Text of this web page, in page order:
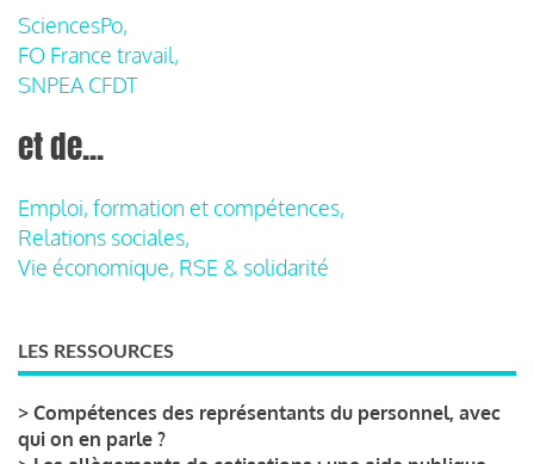
SciencesPo,
FO France travail,
SNPEA CFDT
et de...
Emploi, formation et compétences,
Relations sociales,
Vie économique, RSE & solidarité
LES RESSOURCES
> Compétences des représentants du personnel, avec
qui on en parle ?